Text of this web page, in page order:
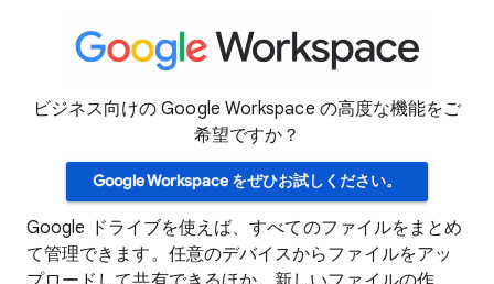
ビジネス向けの Google Workspace の高度な機能をご
希望ですか？
Google Workspace をぜひお試しください。
Google ドライブを使えば、すべてのファイルをまとめ
て管理できます。任意のデバイスからファイルをアッ